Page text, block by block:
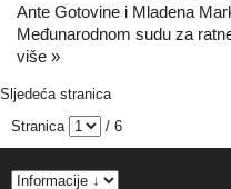
Ante Gotovine i Mladena
Međunarodnom sudu za
više »
Sljedeća stranica
Stranica
/ 6